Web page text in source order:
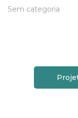
Sem categoria